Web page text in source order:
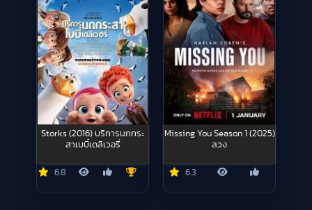
Storks (2016) บริการนกกระ
สาเบบี๋เดลิเวอรี่
6.8
Missing You Season 1 (2025)
ลวง
6.3